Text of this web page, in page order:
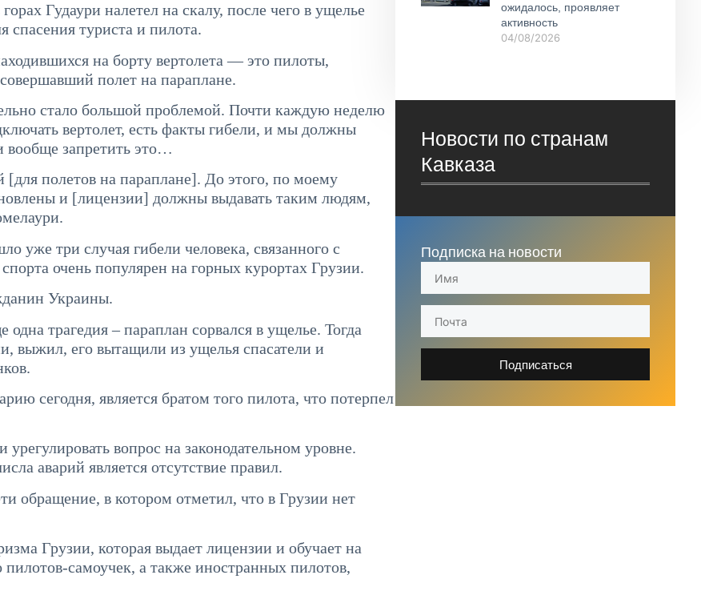
Гудаури налетел на скалу, после чего в ущелье
туриста и пилота.
на борту вертолета — это пилоты,
полет на параплане.
стало большой проблемой. Почти каждую неделю
вертолет, есть факты гибели, и мы должны
вообще запретить это…
полетов на параплане]. До этого, по моему
и [лицензии] должны выдавать таким людям,
уже три случая гибели человека, связанного с
очень популярен на горных курортах Грузии.
Украины.
трагедия – параплан сорвался в ущелье. Тогда
выжил, его вытащили из ущелья спасатели и
сегодня, является братом того пилота, что потерпел
вопрос на законодательном уровне.
аварий является отсутствие правил.
обращение, в котором отметил, что в Грузии нет
Грузии, которая выдает лицензии и обучает на
самоучек, а также иностранных пилотов,
ожидалось, проявляет
активность
04/08/2026
Новости по странам
Кавказа
Подписка на новости
Подписаться